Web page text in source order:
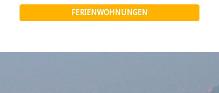
FERIENWOHNUNGEN